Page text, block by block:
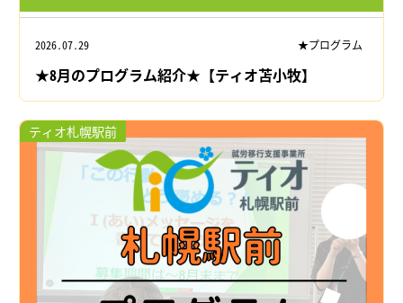
2026.07.29 ★プログラム
★8月のプログラム紹介★【ティオ苫小牧】
ティオ札幌駅前